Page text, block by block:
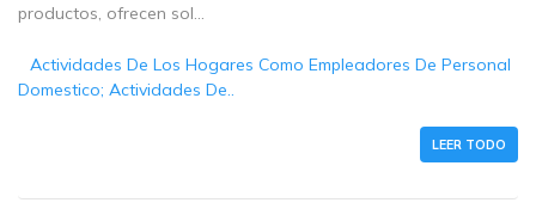
productos, ofrecen sol...
Actividades De Los Hogares Como Empleadores De Personal
Domestico; Actividades De..
LEER TODO